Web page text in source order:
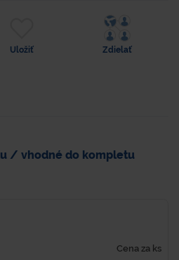
Uložiť Zdielať
/ vhodné do kompletu
Cena za ks